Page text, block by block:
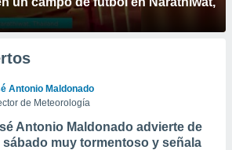
Antonio Maldonado
de Meteorología
Antonio Maldonado advierte de
sábado muy tormentoso y señala